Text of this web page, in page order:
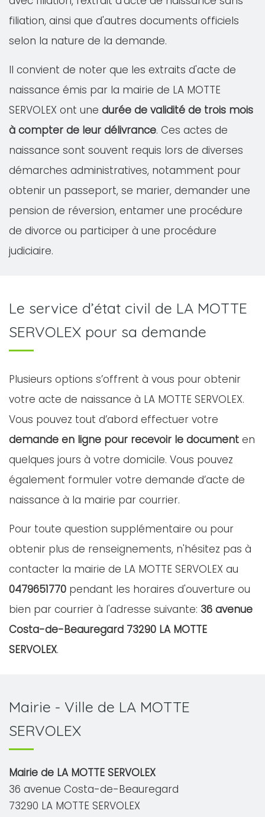
filiation, ainsi que d'autres documents officiels
selon la nature de la demande.
Il convient de noter que les extraits d'acte de
naissance émis par la mairie de LA MOTTE
SERVOLEX ont une durée de validité de trois mois
à compter de leur délivrance. Ces actes de
naissance sont souvent requis lors de diverses
démarches administratives, notamment pour
obtenir un passeport, se marier, demander une
pension de réversion, entamer une procédure
de divorce ou participer à une procédure
judiciaire.
Le service d’état civil de LA MOTTE
SERVOLEX pour sa demande
Plusieurs options s’offrent à vous pour obtenir
votre acte de naissance à LA MOTTE SERVOLEX.
Vous pouvez tout d’abord effectuer votre
demande en ligne pour recevoir le document en
quelques jours à votre domicile. Vous pouvez
également formuler votre demande d’acte de
naissance à la mairie par courrier.
Pour toute question supplémentaire ou pour
obtenir plus de renseignements, n'hésitez pas à
contacter la mairie de LA MOTTE SERVOLEX au
0479651770 pendant les horaires d'ouverture ou
bien par courrier à l'adresse suivante: 36 avenue
Costa-de-Beauregard 73290 LA MOTTE
SERVOLEX.
Mairie - Ville de LA MOTTE
SERVOLEX
Mairie de LA MOTTE SERVOLEX
36 avenue Costa-de-Beauregard
73290 LA MOTTE SERVOLEX